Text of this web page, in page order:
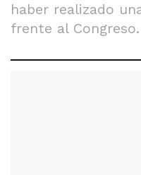
haber realizado
frente al Congreso.